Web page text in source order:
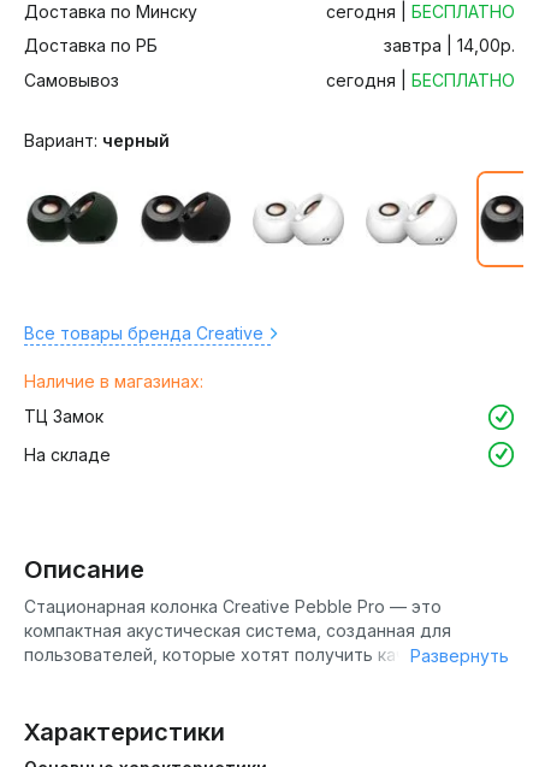
Доставка по Минску сегодня | БЕСПЛАТНО
Доставка по РБ
завтра | 14,00р.
Самовывоз
сегодня | БЕСПЛАТНО
Вариант: черный
Все товары бренда Creative
Наличие в магазинах:
ТЦ Замок
На складе
Описание
Стационарная колонка Creative Pebble Pro — это
компактная акустическая система, созданная для
пользователей, которые хотят получить качественный
2.0 система отлично подойдет как для работы за
компьютером, так и для мультимедийного контента,
Развернуть
Характеристики